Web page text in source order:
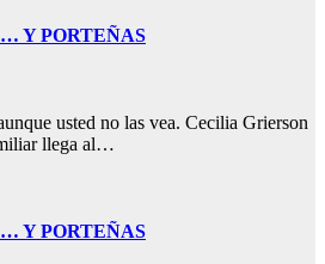
Y PORTEÑAS
usted no las vea. Cecilia Grierson
llega al…
Y PORTEÑAS